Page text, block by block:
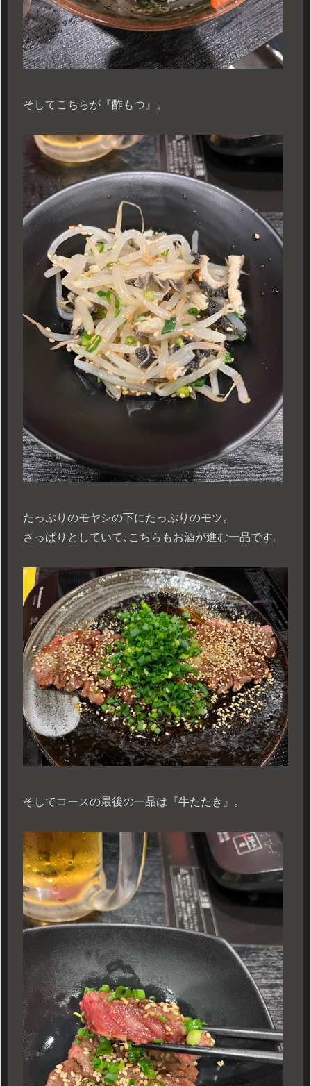
そしてこちらが『酢もつ』。
たっぷりのモヤシの下にたっぷりのモツ。
さっぱりとしていて､こちらもお酒が進む一品です。
そしてコースの最後の一品は『牛たたき』。